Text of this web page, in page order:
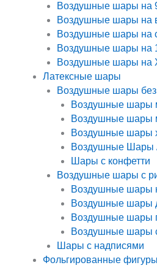
Воздушные шары на
Воздушные шары на
Воздушные шары на
Воздушные шары на
Воздушные шары на
Латексные шары
Воздушные шары без
Воздушные шары
Воздушные шары
Воздушные шары
Воздушные Шары
Шары с конфетти
Воздушные шары с
Воздушные шары
Воздушные шары
Воздушные шары
Воздушные шары
Шары с надписями
Фольгированные фигуры